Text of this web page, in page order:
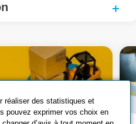
réaliser des statistiques et
pouvez exprimer vos choix en